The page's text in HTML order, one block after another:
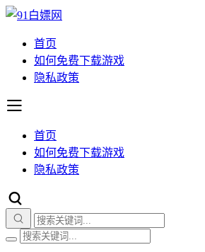
首页
如何免费下载游戏
隐私政策
首页
如何免费下载游戏
隐私政策